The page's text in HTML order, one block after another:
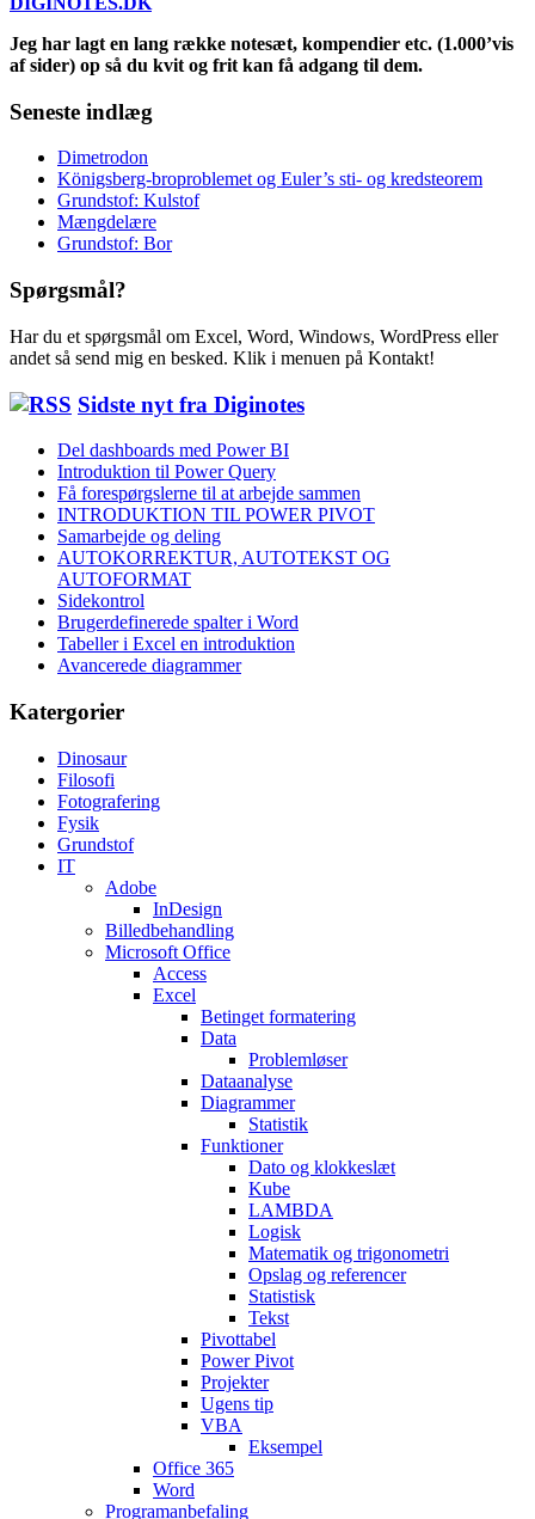
Jeg har lagt en lang række notesæt, kompendier etc. (1.000’vis
af sider) op så du kvit og frit kan få adgang til dem.
Seneste indlæg
Dimetrodon
Königsberg-broproblemet og Euler’s sti- og kredsteorem
Grundstof: Kulstof
Mængdelære
Grundstof: Bor
Spørgsmål?
Har du et spørgsmål om Excel, Word, Windows, WordPress eller
andet så send mig en besked. Klik i menuen på Kontakt!
Sidste nyt fra Diginotes
Del dashboards med Power BI
Introduktion til Power Query
Få forespørgslerne til at arbejde sammen
INTRODUKTION TIL POWER PIVOT
Samarbejde og deling
AUTOKORREKTUR, AUTOTEKST OG
AUTOFORMAT
Sidekontrol
Brugerdefinerede spalter i Word
Tabeller i Excel en introduktion
Avancerede diagrammer
Katergorier
Dinosaur
Filosofi
Fotografering
Fysik
Grundstof
IT
Adobe
InDesign
Billedbehandling
Microsoft Office
Access
Excel
Betinget formatering
Data
Problemløser
Dataanalyse
Diagrammer
Statistik
Funktioner
Dato og klokkeslæt
Kube
LAMBDA
Logisk
Matematik og trigonometri
Opslag og referencer
Statistisk
Tekst
Pivottabel
Power Pivot
Projekter
Ugens tip
VBA
Eksempel
Office 365
Word
Programanbefaling